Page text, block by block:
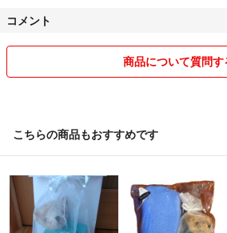
コメント
商品について質問す
こちらの商品もおすすめです